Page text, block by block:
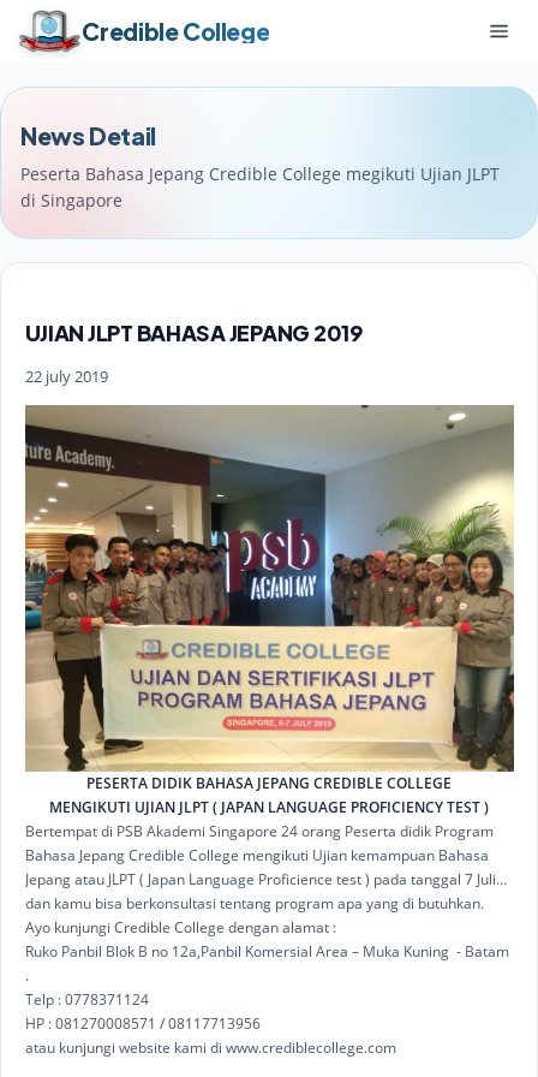
Credible College
News Detail
Peserta Bahasa Jepang Credible College megikuti Ujian JLPT
di Singapore
UJIAN JLPT BAHASA JEPANG 2019
22 july 2019
PESERTA DIDIK BAHASA JEPANG CREDIBLE COLLEGE
MENGIKUTI UJIAN JLPT ( JAPAN LANGUAGE PROFICIENCY TEST )
Bertempat di PSB Akademi Singapore 24 orang Peserta didik Program
Bahasa Jepang Credible College mengikuti Ujian kemampuan Bahasa
Jepang atau JLPT ( Japan Language Proficience test ) pada tanggal 7 Juli
2019. Ujian JLPT ini adalah ujian sertifikasi Bahasa Jepang yang
berstandar Internasional dan merupakan sertifikasi yang di akui oleh
pemerintah Jepang yang dapat di gunakan untuk berbagai tujuan baik
untuk kebutuhan sekolah,beasiswa ataupun pekerjaan. Ada 5 jenjang
ujian sertifikasi Bahasa Jepang ini yakni N5 untuk jenjang yang paing
bawah ( Basic ),N4,N3,N2 dan N1 untuk level paling tinggi ataumahir.
Mungkin ada yang bertanya apa manfaat mendapatkan jenjang
dan kamu bisa berkonsultasi tentang program apa yang di butuhkan.
Ayo kunjungi Credible College dengan alamat :
Ruko Panbil Blok B no 12a,Panbil Komersial Area – Muka Kuning - Batam
.
Telp : 0778371124
HP : 081270008571 / 08117713956
atau kunjungi website kami di www.crediblecollege.com